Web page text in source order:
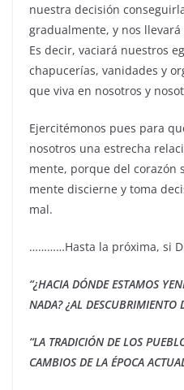
nuestra decisión
gradualmente, y nos
Es decir, vaciará nuestros
chapucerías, vanidades y
que viva en nosotros y
Ejercitémonos pues para
nosotros una estrecha
mente, porque del corazón
mente discierne y toma
mal.
…………Hasta la próxima, si
“¿HACIA DÓNDE ESTAMOS
NADA? ¿AL DESCUBRIMIENTO
“LA TRADICIÓN DE LOS
CAMBIOS DE LA ÉPOCA